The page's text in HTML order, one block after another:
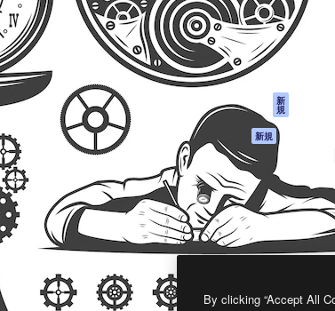
AI 動画生成ツール
AI 音声合成ツール
ストックコンテン
ツ
向けMCP
新
規
エージェント 新規
API
モバイルアプリ
すべてのMagnificツ
ール
Freepik Company S.L.U. 無断複写・転載を禁じます
By clicking “Accept All